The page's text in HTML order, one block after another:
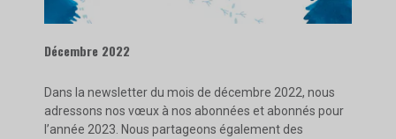
Décembre 2022
Dans la newsletter du mois de décembre 2022, nous
adressons nos vœux à nos abonnées et abonnés pour
l’année 2023. Nous partageons également des